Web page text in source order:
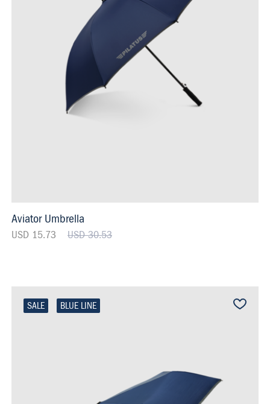
Aviator Umbrella
USD 15.73 USD 30.53
SALE BLUE LINE